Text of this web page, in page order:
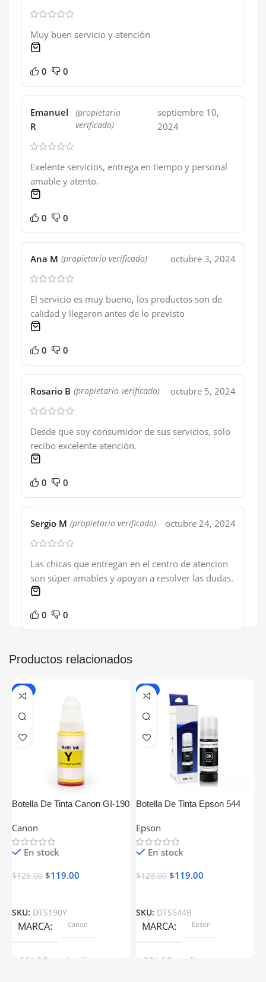
Muy buen servicio y atención
0 0
Emanuel
R
(propietario
verificado)
septiembre 10,
2024
Exelente servicios, entrega en tiempo y personal
amable y atento.
0 0
Ana M (propietario verificado) octubre 3, 2024
El servicio es muy bueno, los productos son de
calidad y llegaron antes de lo previsto
0 0
Rosario B (propietario verificado) octubre 5, 2024
Desde que soy consumidor de sus servicios, solo
recibo excelente atención.
0 0
Sergio M (propietario verificado) octubre 24, 2024
Las chicas que entregan en el centro de atencion
son súper amables y apoyan a resolver las dudas.
0 0
Productos relacionados
-5%
Botella De Tinta Canon GI-190
Canon
En stock
$125.00 $119.00
SKU: DTS190Y
MARCA Canon
COLOR Amarillo
-7%
Botella De Tinta Epson 544
Epson
En stock
$128.00 $119.00
SKU: DTS544B
MARCA Epson
COLOR Negro